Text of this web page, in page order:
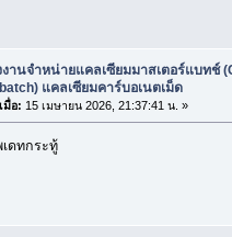
งานจำหน่ายแคลเซียมมาสเตอร์แบทช์
แคลเซียมคาร์บอเนตเม็ด
มื่อ: 15 เมษายน 2026, 21:37:41 น. »
ดทกระทู้